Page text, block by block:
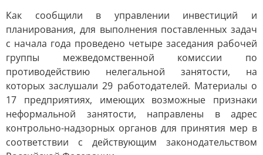
Как сообщили в управлении инвестиций и
планирования, для выполнения поставленных задач
с начала года проведено четыре заседания рабочей
группы межведомственной комиссии по
противодействию нелегальной занятости, на
которых заслушали 29 работодателей. Материалы о
17 предприятиях, имеющих возможные признаки
неформальной занятости, направлены в адрес
контрольно-надзорных органов для принятия мер в
соответствии с действующим законодательством